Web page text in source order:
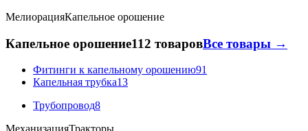
МелиорацияКапельное орошение
Капельное орошение112 товаровВсе товары →
Фитинги к капельному орошению91
Капельная трубка13
Трубопровод8